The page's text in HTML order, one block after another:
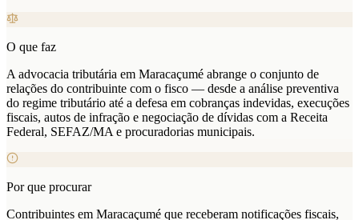
O que faz
A advocacia tributária em Maracaçumé abrange o conjunto de
relações do contribuinte com o fisco — desde a análise preventiva
do regime tributário até a defesa em cobranças indevidas, execuções
fiscais, autos de infração e negociação de dívidas com a Receita
Federal, SEFAZ/MA e procuradorias municipais.
Por que procurar
Contribuintes em Maracaçumé que receberam notificações fiscais,